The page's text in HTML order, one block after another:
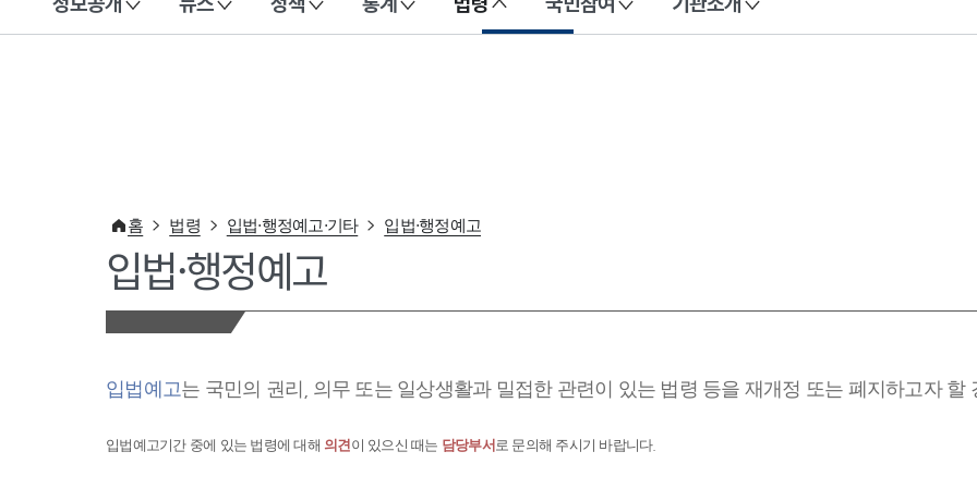
이 누리집은 대한민국 공식 전자정부 누리집입니다.
홈 법령 입법·행정예고·기타 입법·행정예고
입법·행정예고
입법예고는 국민의 권리, 의무 또는 일상생활과 밀접한 관련이 있는 법령 등을 재개정 또는 폐지하고자 할
입법예고기간 중에 있는 법령에 대해 의견이 있으신 때는 담당부서 로 문의해 주시기 바랍니다.